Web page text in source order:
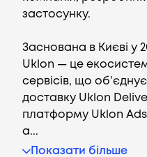
застосунку.
Заснована в Києві у
Uklon — це
сервісів, що
доставку Uklon
платформу Uklon Ads
а...
Показати більше